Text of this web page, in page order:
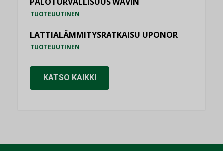
TUOTEUUTINEN
LATTIALÄMMITYSRATKAISU UPONOR
TUOTEUUTINEN
KATSO KAIKKI